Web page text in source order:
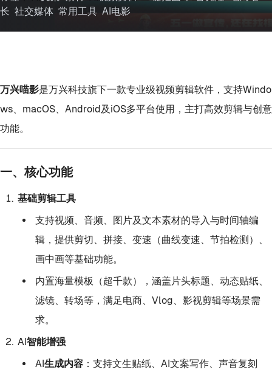
长 社交媒体 常用工具 AI电影
万兴喵影是万兴科技旗下一款专业级视频剪辑软件，支持Windo
ws、macOS、Android及iOS多平台使用，主打高效剪辑与创意
功能。
一、核心功能
基础剪辑工具
支持视频、音频、图片及文本素材的导入与时间轴编
辑，提供剪切、拼接、变速（曲线变速、节拍检测）、
画中画等基础功能。
内置海量模板（超千款），涵盖片头标题、动态贴纸、
滤镜、转场等，满足电商、Vlog、影视剪辑等场景需
求。
AI智能增强
AI生成内容：支持文生贴纸、AI文案写作、声音复刻